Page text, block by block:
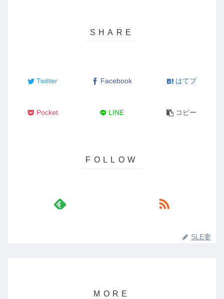
Twitter Facebook はてブ
Pocket LINE コピー
SLE妻